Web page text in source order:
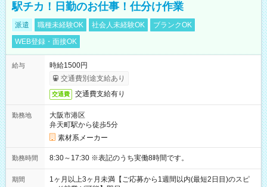
駅チカ！日勤のお仕事！仕分け作業
派遣 職種未経験OK 社会人未経験OK
ブランクOK
WEB登録・面接OK
給与
時給1500円
交通費別途支給あり
交通費 交通費支給有り
勤務地
大阪市港区
弁天町駅から徒歩5分
素材系メーカー
勤務時間 8:30～17:30 ※表記のうち実働8時間です。
期間
1ヶ月以上3ヶ月未満【ご応募から1週間以内(最短2日目)のスピ